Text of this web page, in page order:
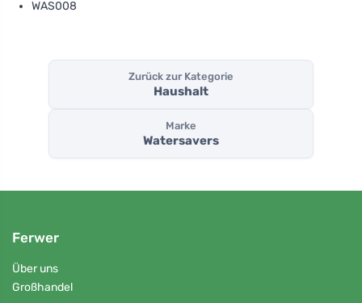
WAS008
Zurück zur Kategorie
Haushalt
Marke
Watersavers
Ferwer
Über uns
Großhandel